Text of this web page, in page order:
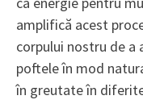
amplifică acest
corpului nostru de a
poftele în mod
în greutate în